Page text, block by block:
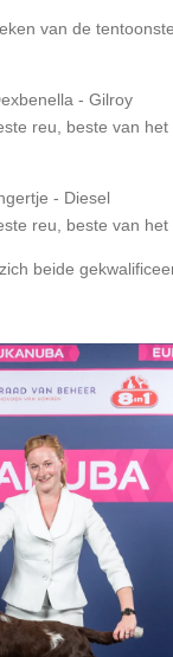
van de
- Gilroy
reu, beste van
- Diesel
reu, beste van
beide